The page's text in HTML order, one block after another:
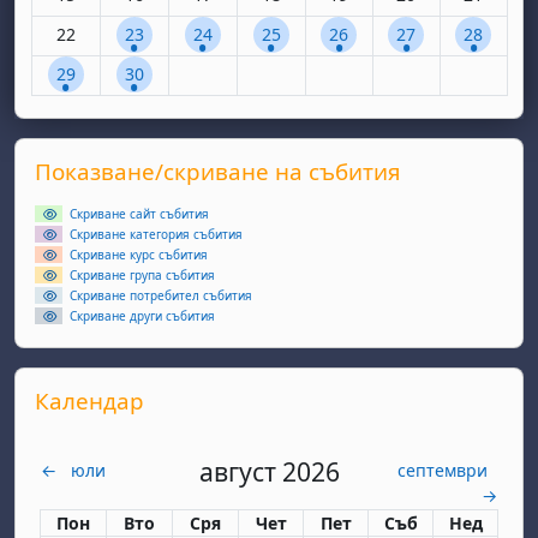
Няма събития, понеделник, 22 септември
22 1 събитие, вторник, 23 септември
23 1 събитие, сряда, 24 септември
24 1 събитие, четвъртък, 25
25 1 събитие, петък, 26
26 1 събитие,
27 128
1 събитие, понеделник, 29 септември
29 1 събитие, вторник, 30 септември
30
Supplementary blocks
Прескочи Показване/скриване на събития
Показване/скриване на събития
Скриване сайт събития
Скриване категория събития
Скриване курс събития
Скриване група събития
Скриване потребител събития
Скриване други събития
Прескочи Календар
Календар
← юли август 2026
септември
→
Понеделник
Пон вторник
Вто сряда
Сря четвъртък
Чет петък
Пет събота
Съб неделя
Нед